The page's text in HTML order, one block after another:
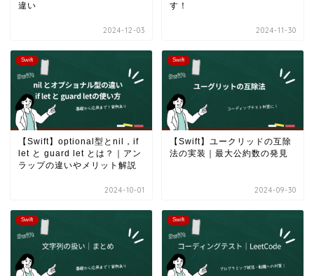
違い
2024-12-03
す！
2024-11-30
Swift
【Swift】optional型とnil，if
let と guard let とは？｜アン
ラップの違いやメリット解説
2024-10-01
Swift
【Swift】ユークリッドの互除
法の実装｜最大公約数の発見
2024-09-30
Swift Swift